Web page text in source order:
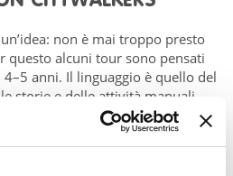
non è mai troppo presto
questo alcuni tour sono pensati
anni. Il linguaggio è quello del
storie e delle attività manuali.
nozioni, ma creare familiarità e
bambini a proprio agio anche in
percepiti come difficili”, continua